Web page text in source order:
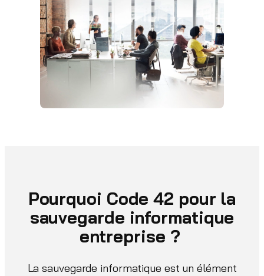
Pourquoi Code 42 pour la
sauvegarde informatique
entreprise ?
La sauvegarde informatique est un élément